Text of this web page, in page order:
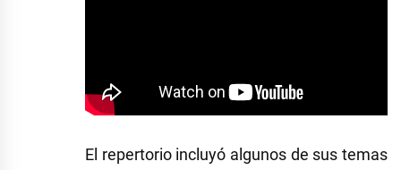
El repertorio incluyó algunos de sus temas